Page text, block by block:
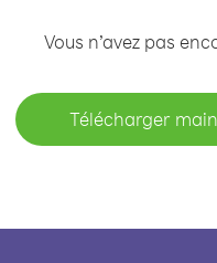
Vous n’avez pas
Télécharger